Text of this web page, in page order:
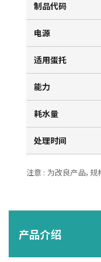
制品代码
电源
适用蛋托
能力
耗水量
处理时间
注意 : 为改良产品，
产品介绍